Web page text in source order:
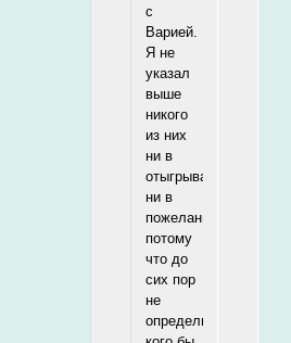
с
Варией.
Я не
указал
выше
никого
из них
ни в
отыгрываемых,
ни в
пожеланиях,
потому
что до
сих пор
не
определился,